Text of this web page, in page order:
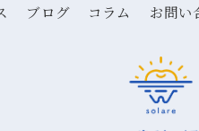
ブログ コラム お問い